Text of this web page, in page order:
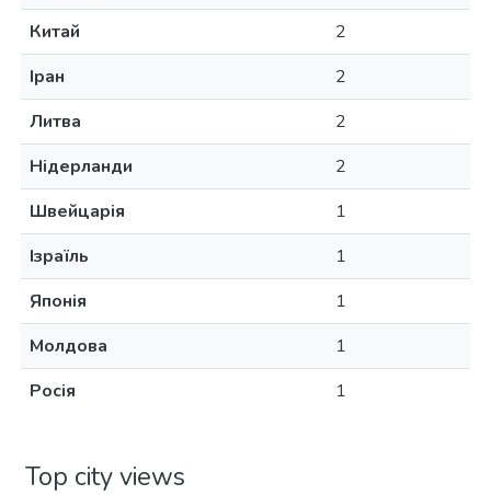
Китай
2
Іран
2
Литва
2
Нідерланди
2
Швейцарія
1
Ізраїль
1
Японія
1
Молдова
1
Росія
1
Top city views